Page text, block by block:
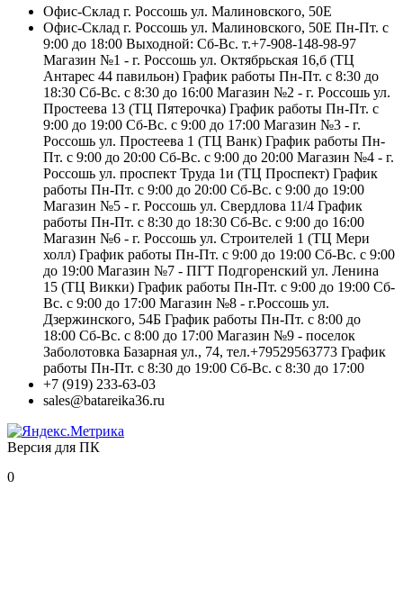
Офис-Склад г. Россошь ул. Малиновского, 50Е
Офис-Склад г. Россошь ул. Малиновского, 50Е Пн-Пт. с
9:00 до 18:00 Выходной: Сб-Вс. т.+7-908-148-98-97
Магазин №1 - г. Россошь ул. Октябрьская 16,б (ТЦ
Антарес 44 павильон) График работы Пн-Пт. с 8:30 до
18:30 Сб-Вс. с 8:30 до 16:00 Магазин №2 - г. Россошь ул.
Простеева 13 (ТЦ Пятерочка) График работы Пн-Пт. с
9:00 до 19:00 Сб-Вс. с 9:00 до 17:00 Магазин №3 - г.
Россошь ул. Простеева 1 (ТЦ Ванк) График работы Пн-
Пт. с 9:00 до 20:00 Сб-Вс. с 9:00 до 20:00 Магазин №4 - г.
Россошь ул. проспект Труда 1и (ТЦ Проспект) График
работы Пн-Пт. с 9:00 до 20:00 Сб-Вс. с 9:00 до 19:00
Магазин №5 - г. Россошь ул. Свердлова 11/4 График
работы Пн-Пт. с 8:30 до 18:30 Сб-Вс. с 9:00 до 16:00
Магазин №6 - г. Россошь ул. Строителей 1 (ТЦ Мери
холл) График работы Пн-Пт. с 9:00 до 19:00 Сб-Вс. с 9:00
до 19:00 Магазин №7 - ПГТ Подгоренский ул. Ленина
15 (ТЦ Викки) График работы Пн-Пт. с 9:00 до 19:00 Сб-
Вс. с 9:00 до 17:00 Магазин №8 - г.Россошь ул.
Дзержинского, 54Б График работы Пн-Пт. с 8:00 до
18:00 Сб-Вс. с 8:00 до 17:00 Магазин №9 - поселок
Заболотовка Базарная ул., 74, тел.+79529563773 График
работы Пн-Пт. с 8:30 до 19:00 Сб-Вс. с 8:30 до 17:00
+7 (919) 233-63-03
sales@batareika36.ru
Версия для ПК
0